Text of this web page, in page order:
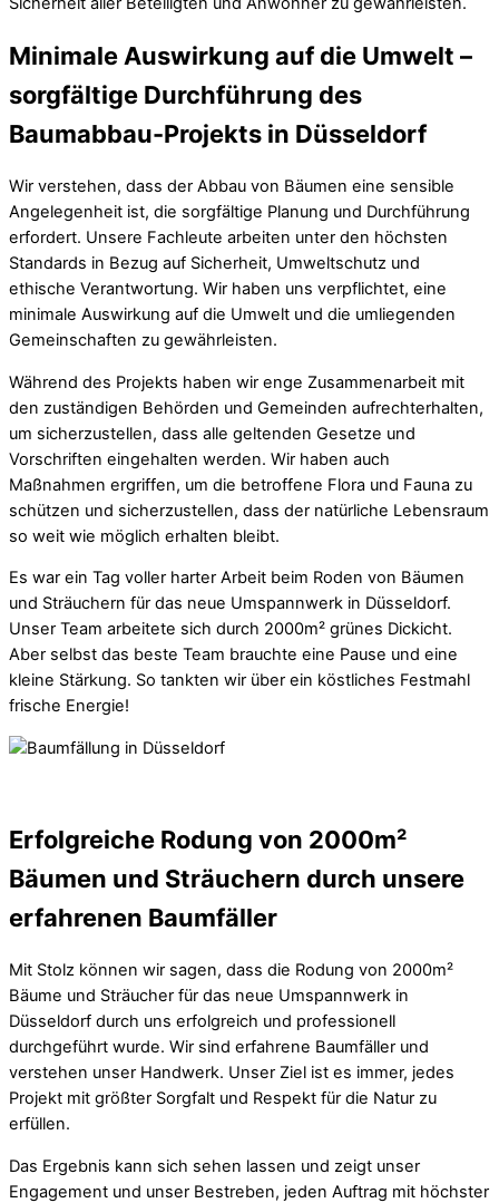
Minimale Auswirkung auf die Umwelt –
sorgfältige Durchführung des
Baumabbau-Projekts in Düsseldorf
Wir verstehen, dass der Abbau von Bäumen eine sensible
Angelegenheit ist, die sorgfältige Planung und Durchführung
erfordert. Unsere Fachleute arbeiten unter den höchsten
Standards in Bezug auf Sicherheit, Umweltschutz und
ethische Verantwortung. Wir haben uns verpflichtet, eine
minimale Auswirkung auf die Umwelt und die umliegenden
Gemeinschaften zu gewährleisten.
Während des Projekts haben wir enge Zusammenarbeit mit
den zuständigen Behörden und Gemeinden aufrechterhalten,
um sicherzustellen, dass alle geltenden Gesetze und
Vorschriften eingehalten werden. Wir haben auch
Maßnahmen ergriffen, um die betroffene Flora und Fauna zu
schützen und sicherzustellen, dass der natürliche Lebensraum
so weit wie möglich erhalten bleibt.
Es war ein Tag voller harter Arbeit beim Roden von Bäumen
und Sträuchern für das neue Umspannwerk in Düsseldorf.
Unser Team arbeitete sich durch 2000m² grünes Dickicht.
Aber selbst das beste Team brauchte eine Pause und eine
kleine Stärkung. So tankten wir über ein köstliches Festmahl
frische Energie!
Erfolgreiche Rodung von 2000m²
Bäumen und Sträuchern durch unsere
erfahrenen Baumfäller
Mit Stolz können wir sagen, dass die Rodung von 2000m²
Bäume und Sträucher für das neue Umspannwerk in
Düsseldorf durch uns erfolgreich und professionell
durchgeführt wurde. Wir sind erfahrene Baumfäller und
verstehen unser Handwerk. Unser Ziel ist es immer, jedes
Projekt mit größter Sorgfalt und Respekt für die Natur zu
erfüllen.
Das Ergebnis kann sich sehen lassen und zeigt unser
Engagement und unser Bestreben, jeden Auftrag mit höchster